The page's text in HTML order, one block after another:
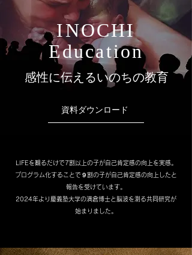
​INOCHI
Education
​感性に伝えるいのちの教育
資料ダウンロード
LIFEを観るだけで7割以上の子が自己肯定感の向上を実感。
プログラム化することで９割の子が自己肯定感の向上したと
報告を受けています。
2024年より慶義塾大学の満倉博士と脳波を測る共同研究が
始まりました。